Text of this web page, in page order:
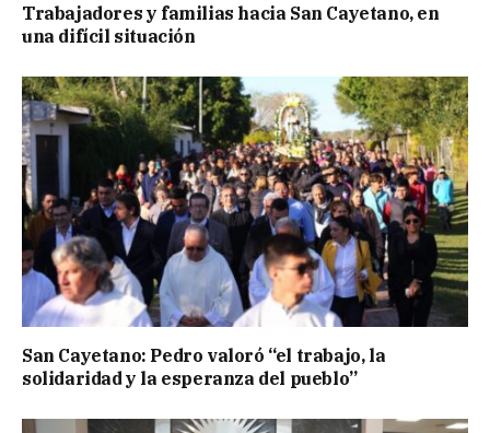
Trabajadores y familias hacia San Cayetano, en
una difícil situación
San Cayetano: Pedro valoró “el trabajo, la
solidaridad y la esperanza del pueblo”